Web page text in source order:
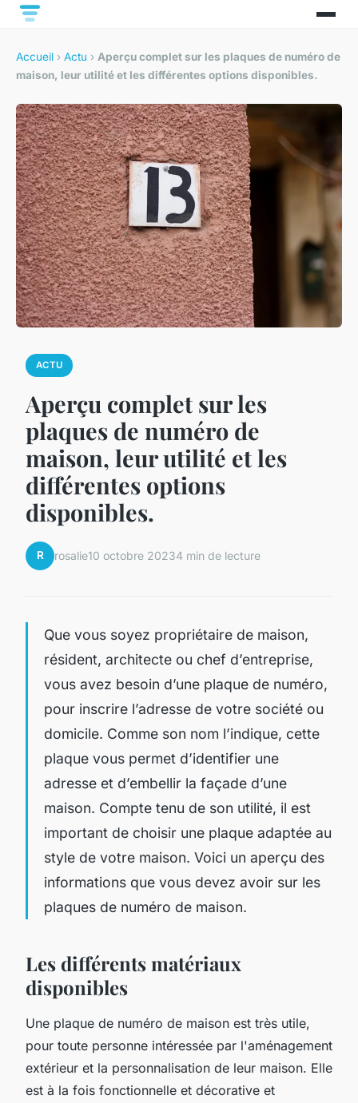
Accueil › Actu › Aperçu complet sur les plaques de numéro de
maison, leur utilité et les différentes options disponibles.
ACTU
Aperçu complet sur les
plaques de numéro de
maison, leur utilité et les
différentes options
disponibles.
R rosalie10 octobre 20234 min de lecture
Que vous soyez propriétaire de maison,
résident, architecte ou chef d’entreprise,
vous avez besoin d’une plaque de numéro,
pour inscrire l’adresse de votre société ou
domicile. Comme son nom l’indique, cette
plaque vous permet d’identifier une
adresse et d’embellir la façade d’une
maison. Compte tenu de son utilité, il est
important de choisir une plaque adaptée au
style de votre maison. Voici un aperçu des
informations que vous devez avoir sur les
plaques de numéro de maison.
Les différents matériaux
disponibles
Une plaque de numéro de maison est très utile,
pour toute personne intéressée par l'aménagement
extérieur et la personnalisation de leur maison. Elle
est à la fois fonctionnelle et décorative et